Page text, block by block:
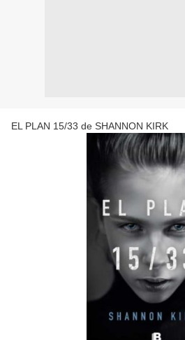
EL PLAN 15/33 de SHANNON KIRK